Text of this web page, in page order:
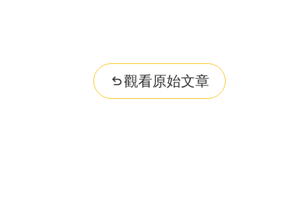
觀看原始文章